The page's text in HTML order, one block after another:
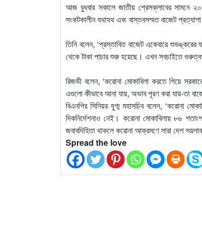
আজ বুধবার সকালে জাতীয় প্রেসক্লাবের সামনে
সংকটকালীন যথাযথ এবং বাস্তবসম্মত বাজেট
তিনি বলেন, ‘প্রস্তাবিত বাজেট একেবারে শুভঙ্করের
থেকে টাকা পাচার শুরু হয়েছে। এখন সবচাইতে
রিজভী বলেন, ‘করোনা মোকাবিলা করতে গিয়ে
এগুলো কীভাবে আনা যায়, অভাব পূরণ করা যায়-তা
বিএনপির সিনিয়র যুগ্ম মহাসচিব বলেন, ‘করোনা
দিকনির্দেশনাও নেই। করোনা মোকাবিলায় ৮৬
জবাবদিহিতা থাকলে করোনা আক্রমণে সারা দেশ
Spread the love